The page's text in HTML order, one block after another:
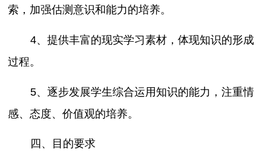
索，加强估测意识和能力的培养。
4、提供丰富的现实学习素材，体现知识的形成
过程。
5、逐步发展学生综合运用知识的能力，注重情
感、态度、价值观的培养。
四、目的要求